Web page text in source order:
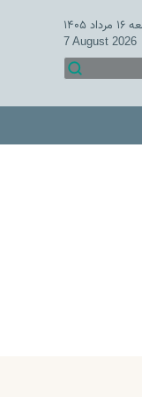
۱۴۰۵
7 August 2026